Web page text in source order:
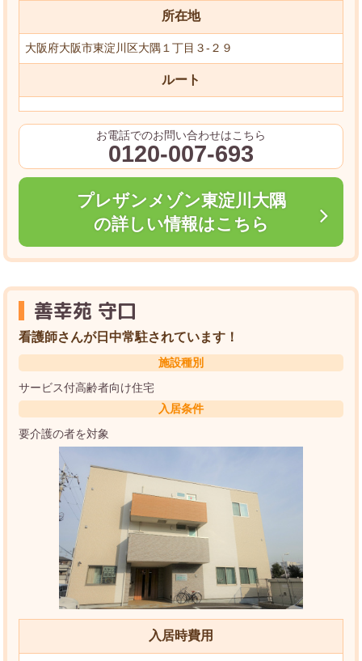
所在地
大阪府大阪市東淀川区大隅１丁目３-２９
ルート
お電話でのお問い合わせはこちら
0120-007-693
プレザンメゾン東淀川大隅
の詳しい情報はこちら
善幸苑 守口
看護師さんが日中常駐されています！
施設種別
サービス付高齢者向け住宅
入居条件
要介護の者を対象
入居時費用